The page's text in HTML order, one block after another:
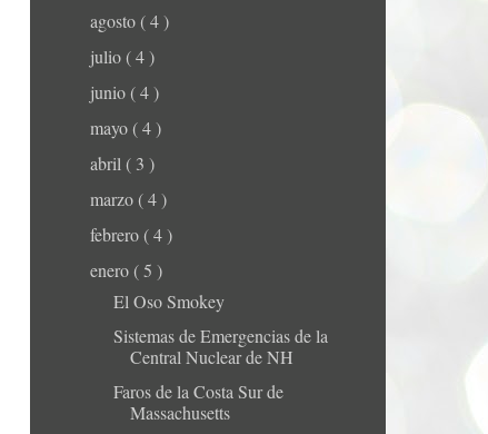
agosto ( 4 )
julio ( 4 )
junio ( 4 )
mayo ( 4 )
abril ( 3 )
marzo ( 4 )
febrero ( 4 )
enero ( 5 )
El Oso Smokey
Sistemas de Emergencias de la
Central Nuclear de NH
Faros de la Costa Sur de
Massachusetts